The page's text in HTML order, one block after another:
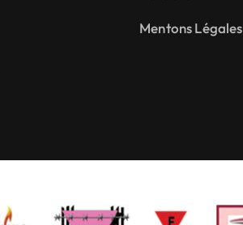
Mentons Légales